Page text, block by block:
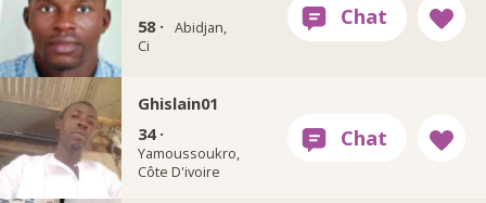
58 · Abidjan,
Ci
Ghislain01
34 ·
Yamoussoukro,
Côte D'ivoire